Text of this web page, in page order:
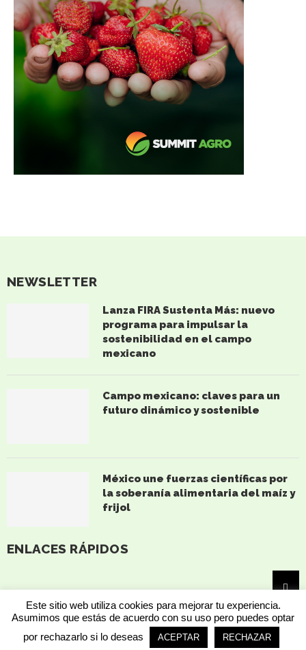
ENLACES RÁPIDOS
NEWSLETTER
Lanza FIRA Sustenta Más: nuevo
programa para impulsar la
sostenibilidad en el campo
mexicano
Campo mexicano: claves para un
futuro dinámico y sostenible
México une fuerzas científicas por
la soberanía alimentaria del maíz y
frijol
Este sitio web utiliza cookies para mejorar tu experiencia.
Asumimos que estás de acuerdo con su uso pero puedes optar
por rechazarlo si lo deseas
ACEPTAR RECHAZAR